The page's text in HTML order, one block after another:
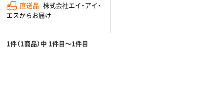
直送品 株式会社エイ・アイ・
エスからお届け
1件（1商品）中 1件目～1件目